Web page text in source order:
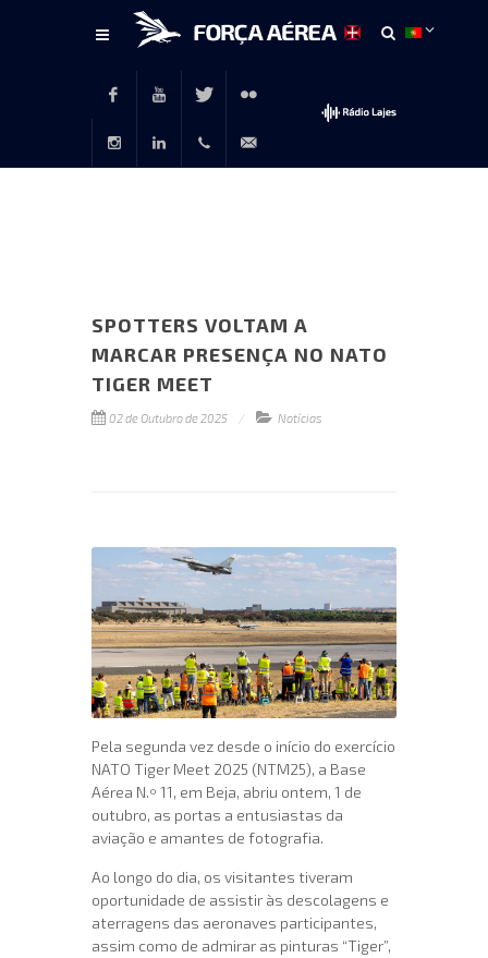
FacebookYoutubeTwitter Flickr
SPOTTERS VOLTAM A
MARCAR PRESENÇA NO NATO
TIGER MEET
02 de Outubro de 2025 Notícias
Pela segunda vez desde o início do exercício
NATO Tiger Meet 2025 (NTM25), a Base
Aérea N.º 11, em Beja, abriu ontem, 1 de
outubro, as portas a entusiastas da
aviação e amantes de fotografia.
Ao longo do dia, os visitantes tiveram
oportunidade de assistir às descolagens e
aterragens das aeronaves participantes,
assim como de admirar as pinturas “Tiger”,